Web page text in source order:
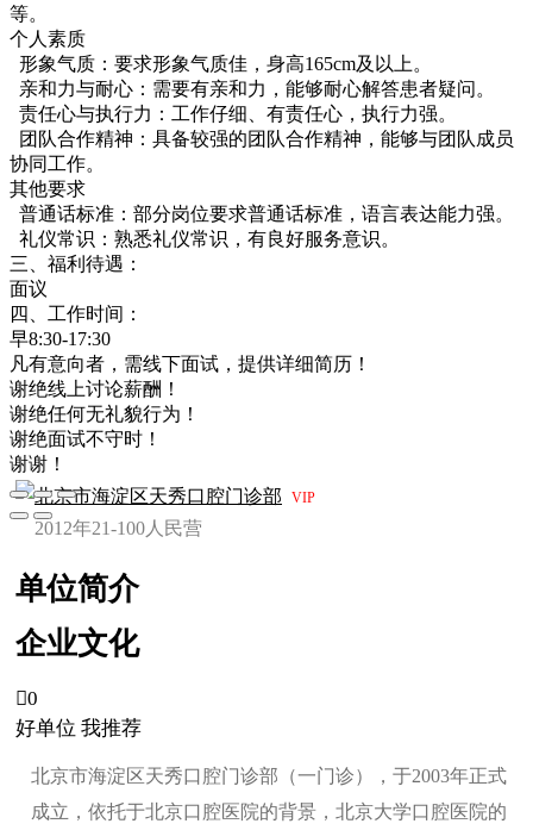
等。
个人素质
形象气质：要求形象气质佳，身高165cm及以上。
亲和力与耐心：需要有亲和力，能够耐心解答患者疑问。
责任心与执行力：工作仔细、有责任心，执行力强。
团队合作精神：具备较强的团队合作精神，能够与团队成员
协同工作。
其他要求
普通话标准：部分岗位要求普通话标准，语言表达能力强。
礼仪常识：熟悉礼仪常识，有良好服务意识。
三、福利待遇：
面议
四、工作时间：
早8:30-17:30
凡有意向者，需线下面试，提供详细简历！
谢绝线上讨论薪酬！
谢绝任何无礼貌行为！
谢绝面试不守时！
谢谢！
北京市海淀区天秀口腔门诊部
VIP
2012年21-100人 民营
单位简介
企业文化
0
好单位 我推荐
北京市海淀区天秀口腔门诊部（一门诊），于2003年正式
成立，依托于北京口腔医院的背景，北京大学口腔医院的